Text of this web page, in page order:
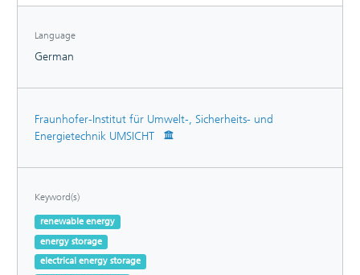
Language
German
Fraunhofer-Institut für Umwelt-, Sicherheits- und
Energietechnik UMSICHT
Keyword(s)
renewable energy
energy storage
electrical energy storage